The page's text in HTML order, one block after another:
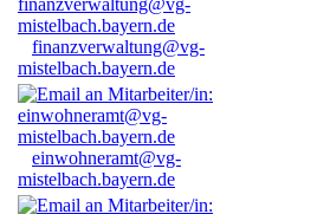
finanzverwaltung@vg-
mistelbach.bayern.de
einwohneramt@vg-
mistelbach.bayern.de